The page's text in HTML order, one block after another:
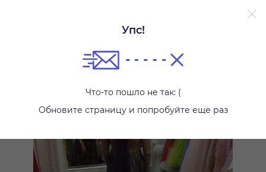
Упс!
Что-то пошло не так: (
Обновите страницу и попробуйте еще раз